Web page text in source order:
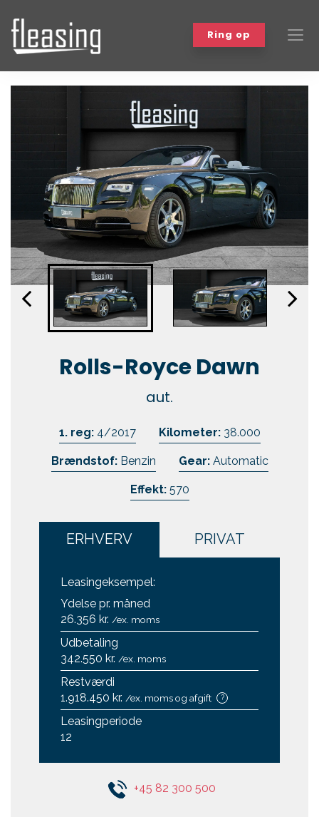
Ring op
Bilmærker
Om leasing
Varebiler
Workshop
Events
Kundefordele
Kontakt
Skift til os
Rolls-Royce Dawn
aut.
1. reg:4/2017 Kilometer:38.000
Brændstof:Benzin Gear:Automatic
Effekt:570
ERHVERV PRIVAT
Leasingeksempel:
Ydelse pr. måned
26.356 kr. /ex. moms
Udbetaling
342.550 kr. /ex. moms
Restværdi
1.918.450 kr. /ex. moms og afgift ?
Leasingperiode
12
+45 82 300 500